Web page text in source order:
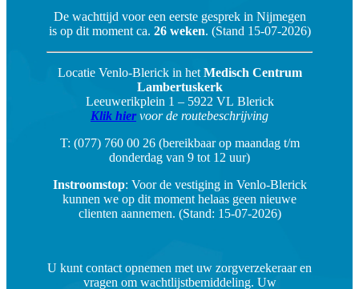
De wachttijd voor een eerste gesprek in Nijmegen
is op dit moment ca. 26 weken. (Stand 15-07-2026)
Locatie Venlo-Blerick in het Medisch Centrum
Lambertuskerk
Leeuwerikplein 1 – 5922 VL Blerick
Klik hier voor de routebeschrijving
T: (077) 760 00 26 (bereikbaar op maandag t/m
donderdag van 9 tot 12 uur)
Instroomstop: Voor de vestiging in Venlo-Blerick
kunnen we op dit moment helaas geen nieuwe
clienten aannemen. (Stand: 15-07-2026)
U kunt contact opnemen met uw zorgverzekeraar en
vragen om wachtlijstbemiddeling. Uw